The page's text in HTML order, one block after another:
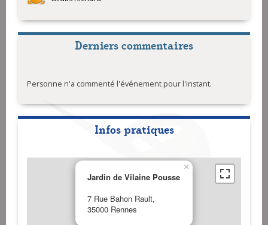
Derniers commentaires
Personne n'a commenté l'événement pour l'instant.
Infos pratiques
Jardin de Vilaine Pousse
7 Rue Bahon Rault,
35000 Rennes
×